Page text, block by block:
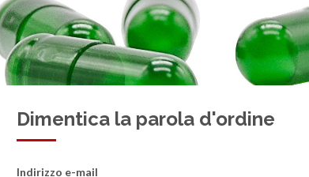
Dimentica la parola d'ordine
Indirizzo e-mail